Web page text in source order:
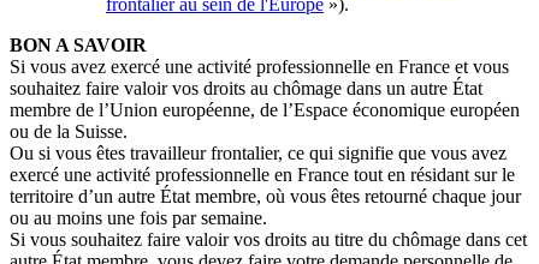
frontalier au sein de l'Europe »).
BON A SAVOIR
Si vous avez exercé une activité professionnelle en France et vous
souhaitez faire valoir vos droits au chômage dans un autre État
membre de l’Union européenne, de l’Espace économique européen
ou de la Suisse.
Ou si vous êtes travailleur frontalier, ce qui signifie que vous avez
exercé une activité professionnelle en France tout en résidant sur le
territoire d’un autre État membre, où vous êtes retourné chaque jour
ou au moins une fois par semaine.
Si vous souhaitez faire valoir vos droits au titre du chômage dans cet